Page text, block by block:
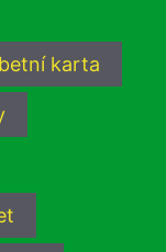
karta